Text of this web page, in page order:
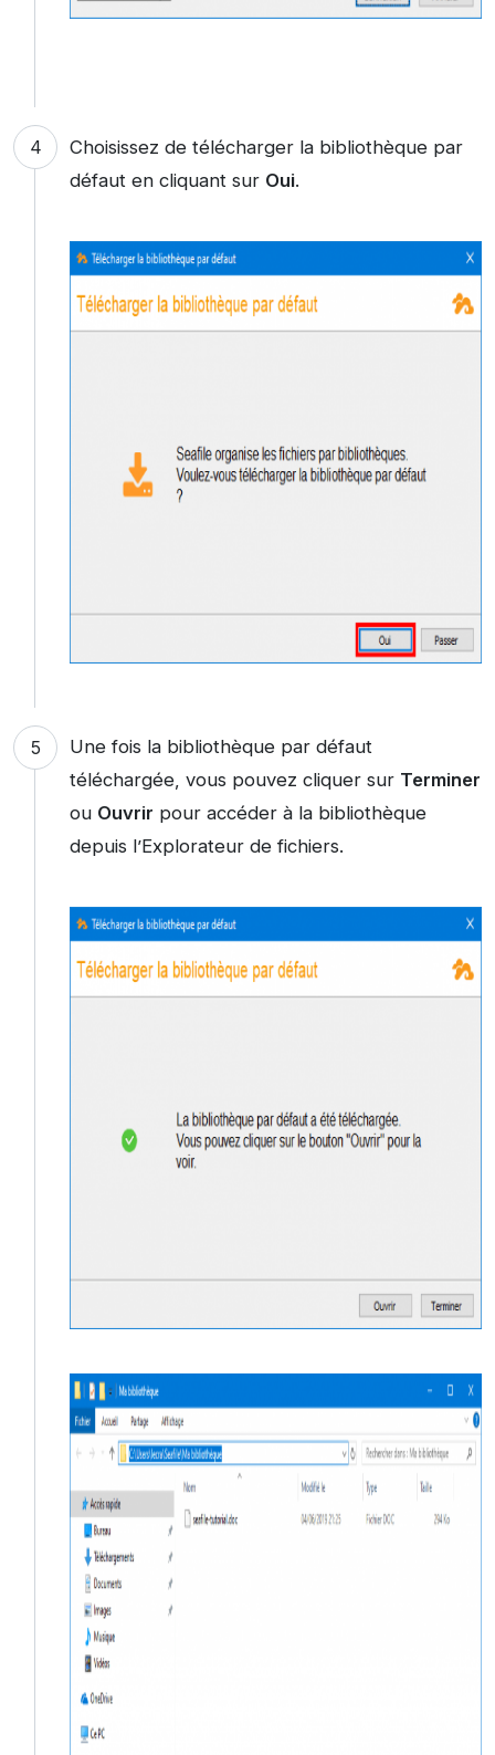
Choisissez de télécharger la bibliothèque par
défaut en cliquant sur Oui.
Une fois la bibliothèque par défaut
téléchargée, vous pouvez cliquer sur Terminer
ou Ouvrir pour accéder à la bibliothèque
depuis l’Explorateur de fichiers.